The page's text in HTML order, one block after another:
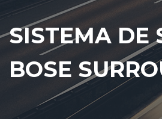
SISTEMA DE
BOSE